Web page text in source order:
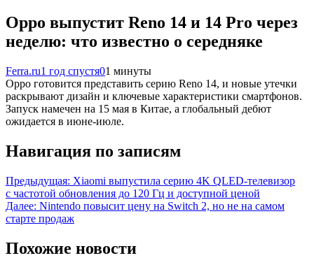
Oppo выпустит Reno 14 и 14 Pro через
неделю: что известно о середняке
Ferra.ru1 год спустя01 минуты
Oppo готовится представить серию Reno 14, и новые утечки
раскрывают дизайн и ключевые характеристики смартфонов.
Запуск намечен на 15 мая в Китае, а глобальный дебют
ожидается в июне-июле.
Навигация по записям
Предыдущая: Xiaomi выпустила серию 4K QLED-телевизор
с частотой обновления до 120 Гц и доступной ценой
Далее: Nintendo повысит цену на Switch 2, но не на самом
старте продаж
Похожие новости